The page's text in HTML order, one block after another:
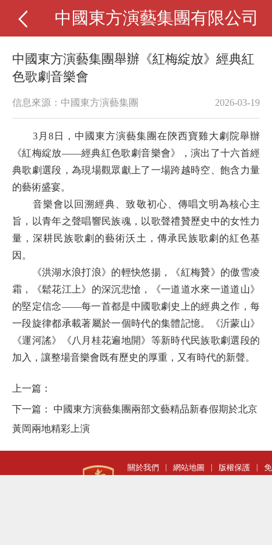
中國東方演藝集團有限公司
中國東方演藝集團舉辦《紅梅綻放》經典紅
色歌劇音樂會
信息來源：中國東方演藝集團 2026-03-19
3月8日，中國東方演藝集團在陝西寶雞大劇院舉辦
《紅梅綻放——經典紅色歌劇音樂會》，演出了十六首經
典歌劇選段，為現場觀眾獻上了一場跨越時空、飽含力量
的藝術盛宴。
音樂會以回溯經典、致敬初心、傳唱文明為核心主
旨，以青年之聲唱響民族魂，以歌聲禮贊歷史中的女性力
量，深耕民族歌劇的藝術沃土，傳承民族歌劇的紅色基
因。
《洪湖水浪打浪》的輕快悠揚，《紅梅贊》的傲雪凌
霜，《鬆花江上》的深沉悲愴，《一道道水來一道道山》
的堅定信念——每一首都是中國歌劇史上的經典之作，每
一段旋律都承載著屬於一個時代的集體記憶。《沂蒙山》
《運河謠》《八月桂花遍地開》等新時代民族歌劇選段的
加入，讓整場音樂會既有歷史的厚重，又有時代的新聲。
上一篇：
下一篇： 中國東方演藝集團兩部文藝精品新春假期於北京
黃岡兩地精彩上演